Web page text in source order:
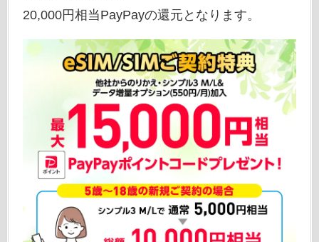
20,000円相当PayPayの還元となります。